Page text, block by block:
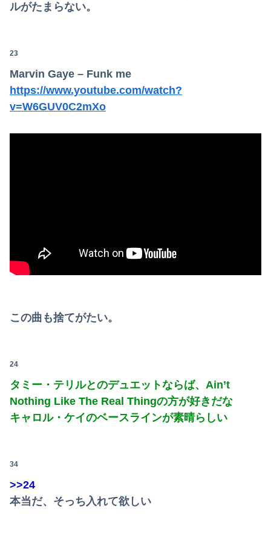
ルがたまらない。
23
Marvin Gaye – Funk me
https://www.youtube.com/watch?
v=W6GUV0C2mXo
この曲も捨てがたい。
24
タミー・テリルとのデュエットならば、Ain’t
Nothing Like The Real Thingの方が好きだな
キャロル・ケイのベースラインが素晴らしい
34
>>24
本当だ、そっち入れて欲しい